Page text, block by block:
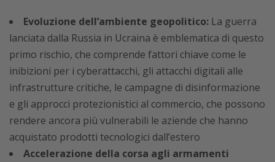
Evoluzione dell’ambiente geopolitico: La guerra
lanciata dalla Russia in Ucraina è emblematica di questo
primo rischio, che comprende fattori chiave come le
inibizioni per i cyberattacchi, gli attacchi digitali alle
infrastrutture critiche, le campagne di disinformazione
e gli approcci protezionistici al commercio, che possono
rendere ancora più vulnerabili le aziende che hanno
acquistato prodotti tecnologici dall’estero
Accelerazione della corsa agli armamenti